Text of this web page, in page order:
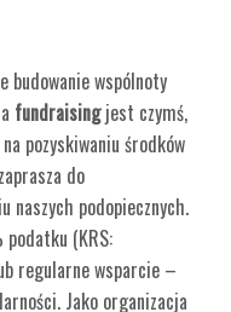
budowanie wspólnoty
fundraisingjest czymś,
pozyskiwaniu środków
do
naszych podopiecznych.
(KRS:
regularne wsparcie –
Jako organizacja